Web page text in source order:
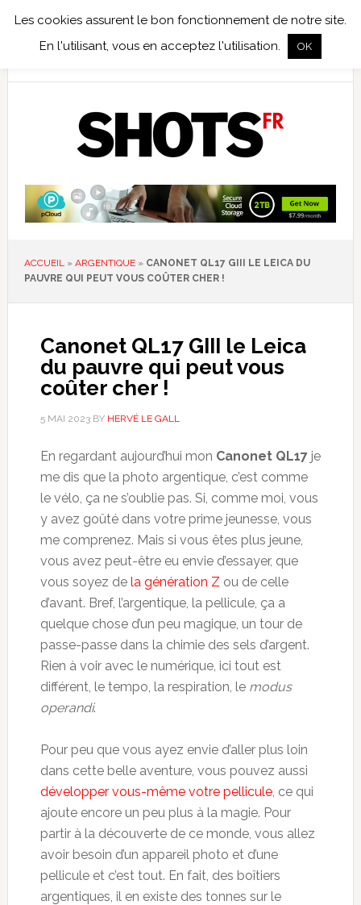
ACCUEIL » ARGENTIQUE» CANONET QL17 GIII LE LEICA DU
PAUVRE QUI PEUT VOUS COÛTER CHER !
Canonet QL17 GIII le Leica
du pauvre qui peut vous
coûter cher !
5 MAI 2023BY HERVÉ LE GALL
En regardant aujourd’hui mon Canonet QL17je
me dis que la photo argentique, c’est comme
le vélo, ça ne s’oublie pas. Si, comme moi, vous
y avez goûté dans votre prime jeunesse, vous
me comprenez. Mais si vous êtes plus jeune,
vous avez peut-être eu envie d’essayer, que
vous soyez de la génération Z ou de celle
d’avant. Bref, l’argentique, la pellicule, ça a
quelque chose d’un peu magique, un tour de
passe-passe dans la chimie des sels d’argent.
Rien à voir avec le numérique, ici tout est
différent, le tempo, la respiration, le modus
operandi.
Pour peu que vous ayez envie d’aller plus loin
dans cette belle aventure, vous pouvez aussi
développer vous-même votre pellicule, ce qui
ajoute encore un peu plus à la magie. Pour
partir à la découverte de ce monde, vous allez
avoir besoin d’un appareil photo et d’une
pellicule et c’est tout. En fait, des boîtiers
argentiques, il en existe des tonnes sur le
Les cookies assurent le bon fonctionnement de notre site.
En l'utilisant, vous en acceptez l'utilisation.
OK